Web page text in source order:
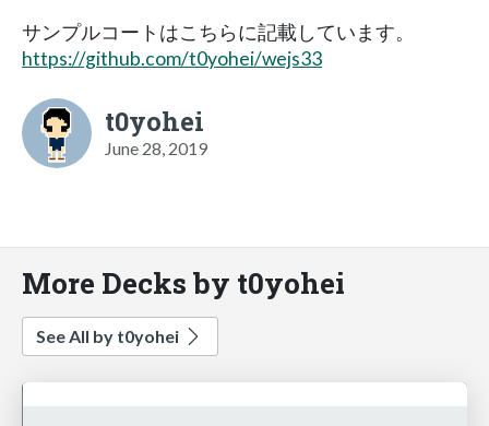
サンプルコートはこちらに記載しています。
https://github.com/t0yohei/wejs33
t0yohei
June 28, 2019
More Decks by t0yohei
See All by t0yohei